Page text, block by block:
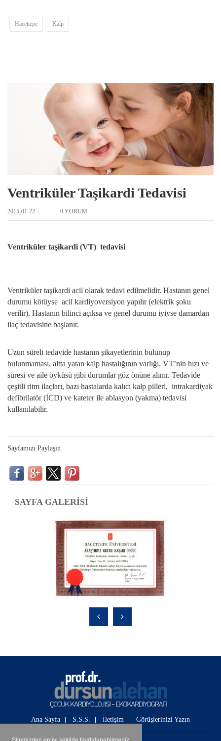
Hacettepe Kalp
Ventriküler Taşikardi Tedavisi
2015-01-22 0 YORUM
Ventriküler taşikardi (VT) tedavisi
Ventriküler taşikardi acil olarak tedavi edilmelidir. Hastanın genel
durumu kötüyse acil kardiyoversiyon yapılır (elektrik şoku
verilir). Hastanın bilinci açıksa ve genel durumu iyiyse damardan
ilaç tedavisine başlanır.
Uzun süreli tedavide hastanın şikayetlerinin bulunup
bulunmaması, altta yatan kalp hastalığının varlığı, VT’nin hızı ve
süresi ve aile öyküsü gibi durumlar göz önüne alınır. Tedavide
çeşitli ritm ilaçları, bazı hastalarda kalıcı kalp pilleri, intrakardiyak
defibrilatör (İCD) ve kateter ile ablasyon (yakma) tedavisi
kullanılabilir.
Sayfamızı Paylaşın
SAYFA GALERİSİ
Ana Sayfa S.S.S. İletişim Görüşlerinizi Yazın